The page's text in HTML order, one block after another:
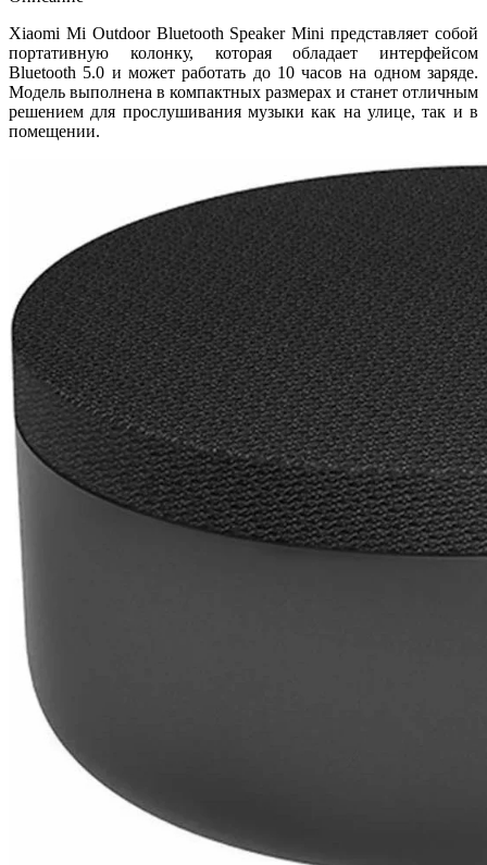
Xiaomi Mi Outdoor Bluetooth Speaker Mini представляет собой
портативную колонку, которая обладает интерфейсом
Bluetooth 5.0 и может работать до 10 часов на одном заряде.
Модель выполнена в компактных размерах и станет отличным
решением для прослушивания музыки как на улице, так и в
помещении.